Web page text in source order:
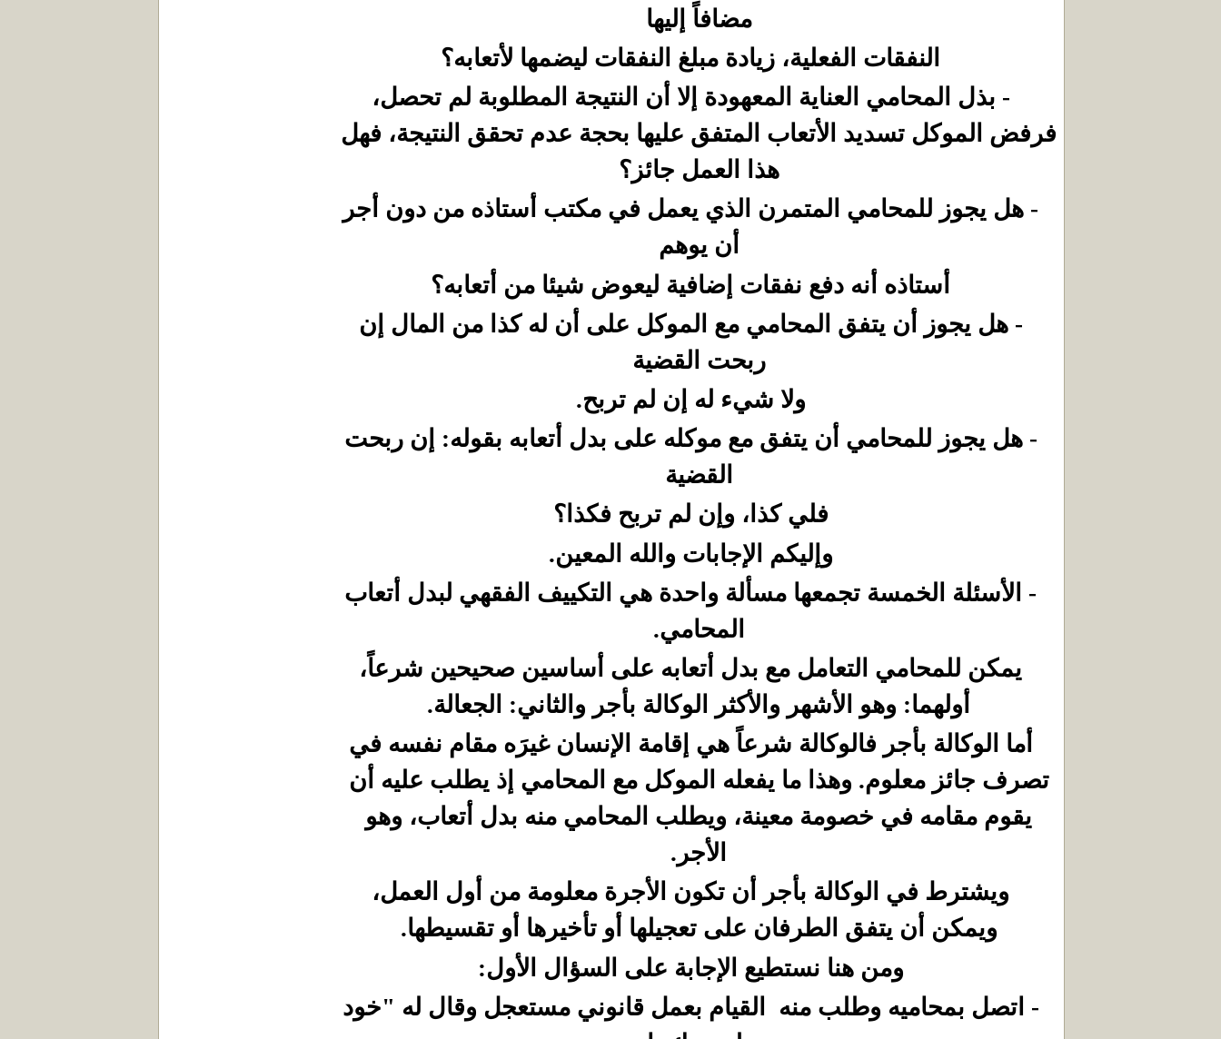
مضافاً إليها
النفقات الفعلية، زيادة مبلغ النفقات ليضمها لأتعابه؟
- بذل المحامي العناية المعهودة إلا أن النتيجة المطلوبة لم تحصل،
فرفض الموكل تسديد الأتعاب المتفق عليها بحجة عدم تحقق النتيجة، فهل
هذا العمل جائز؟
- هل يجوز للمحامي المتمرن الذي يعمل في مكتب أستاذه من دون أجر
أن يوهم
أستاذه أنه دفع نفقات إضافية ليعوض شيئا من أتعابه؟
- هل يجوز أن يتفق المحامي مع الموكل على أن له كذا من المال إن
ربحت القضية
ولا شيء له إن لم تربح.
- هل يجوز للمحامي أن يتفق مع موكله على بدل أتعابه بقوله: إن ربحت
القضية
فلي كذا، وإن لم تربح فكذا؟
وإليكم الإجابات والله المعين.
- الأسئلة الخمسة تجمعها مسألة واحدة هي التكييف الفقهي لبدل أتعاب
المحامي.
يمكن للمحامي التعامل مع بدل أتعابه على أساسين صحيحين شرعاً،
أولهما: وهو الأشهر والأكثر الوكالة بأجر والثاني: الجعالة.
أما الوكالة بأجر فالوكالة شرعاً هي إقامة الإنسان غيرَه مقام نفسه في
تصرف جائز معلوم. وهذا ما يفعله الموكل مع المحامي إذ يطلب عليه أن
يقوم مقامه في خصومة معينة، ويطلب المحامي منه بدل أتعاب، وهو
الأجر.
ويشترط في الوكالة بأجر أن تكون الأجرة معلومة من أول العمل،
ويمكن أن يتفق الطرفان على تعجيلها أو تأخيرها أو تقسيطها.
ومن هنا نستطيع الإجابة على السؤال الأول:
- اتصل بمحاميه وطلب منه
القيام بعمل قانوني مستعجل وقال له "خود